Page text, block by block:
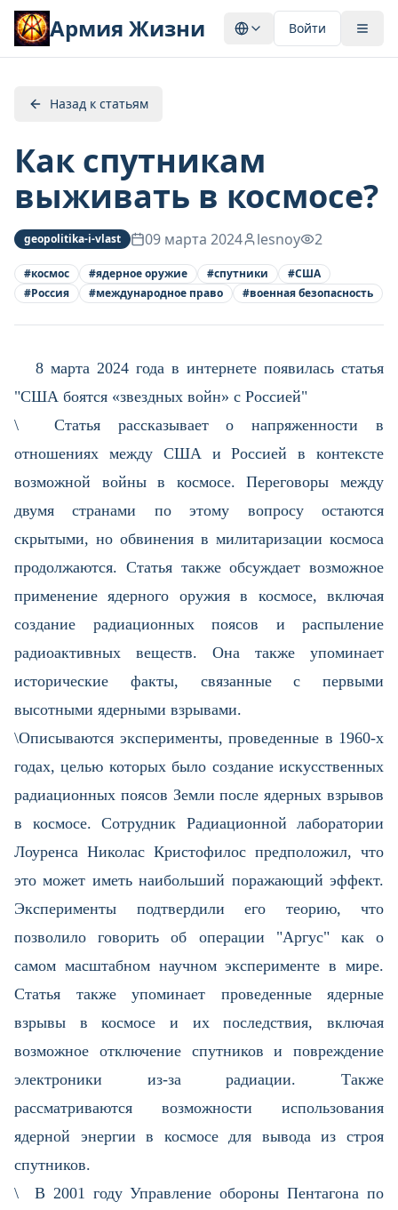
Армия Жизни Войти
Назад к статьям
Как спутникам
выживать в космосе?
geopolitika-i-vlast 09 марта 2024 lesnoy 2
#космос #ядерное оружие #спутники #США
#Россия #международное право #военная безопасность
8 марта 2024 года в интернете появилась статья
"США боятся «звездных войн» с Россией"
\ Статья рассказывает о напряженности в
отношениях между США и Россией в контексте
возможной войны в космосе. Переговоры между
двумя странами по этому вопросу остаются
скрытыми, но обвинения в милитаризации космоса
продолжаются. Статья также обсуждает возможное
применение ядерного оружия в космосе, включая
создание радиационных поясов и распыление
радиоактивных веществ. Она также упоминает
исторические факты, связанные с первыми
высотными ядерными взрывами.
\Описываются эксперименты, проведенные в 1960-х
годах, целью которых было создание искусственных
радиационных поясов Земли после ядерных взрывов
в космосе. Сотрудник Радиационной лаборатории
Лоуренса Николас Кристофилос предположил, что
это может иметь наибольший поражающий эффект.
Эксперименты подтвердили его теорию, что
позволило говорить об операции "Аргус" как о
самом масштабном научном эксперименте в мире.
Статья также упоминает проведенные ядерные
взрывы в космосе и их последствия, включая
возможное отключение спутников и повреждение
электроники из-за радиации. Также
рассматриваются возможности использования
ядерной энергии в космосе для вывода из строя
спутников.
\ В 2001 году Управление обороны Пентагона по